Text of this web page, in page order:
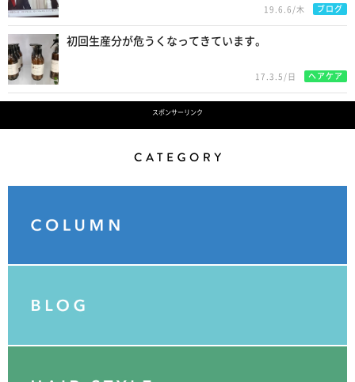
19.6.6/木 ブログ
初回生産分が危うくなってきています。
17.3.5/日 ヘアケア
スポンサーリンク